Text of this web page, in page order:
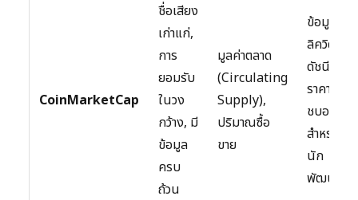
CoinMarketCap
ชื่อเสียง
เก่าแก่,
การ
ยอมรับ
ในวง
กว้าง, มี
ข้อมูล
ครบ
ถ้วน
มูลค่าตลาด
(Circulating
Supply),
ปริมาณซื้อ
ขาย
ข้อมูล
ลิควิดิตี้,
ดัชนี
ราคา, แด
ชบอร์ด
สำหรับ
นัก
พัฒนา